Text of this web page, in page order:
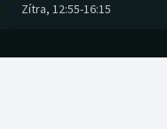
Zítra, 12:55-16:15